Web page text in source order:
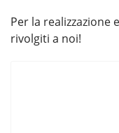
Per la realizzazione
rivolgiti a noi!